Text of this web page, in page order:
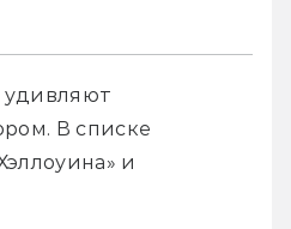
удивляют
В списке
и